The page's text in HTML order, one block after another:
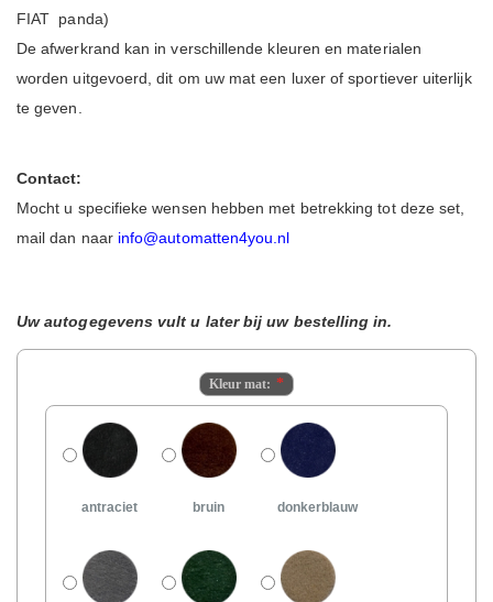
FIAT panda)
De afwerkrand kan in verschillende kleuren en materialen
worden uitgevoerd, dit om uw mat een luxer of sportiever uiterlijk
te geven.
Contact:
Mocht u specifieke wensen hebben met betrekking tot deze set,
mail dan naar info@automatten4you.nl
Uw autogegevens vult u later bij uw bestelling in.
Kleur mat:
antraciet bruin donkerblauw